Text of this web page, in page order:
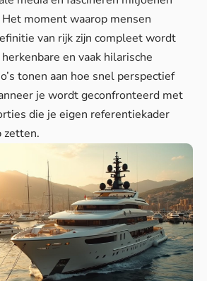
moment waarop mensen
van rijk zijn compleet wordt
en vaak hilarische
tonen aan hoe snel perspectief
je wordt geconfronteerd met
die je eigen referentiekader
zetten.